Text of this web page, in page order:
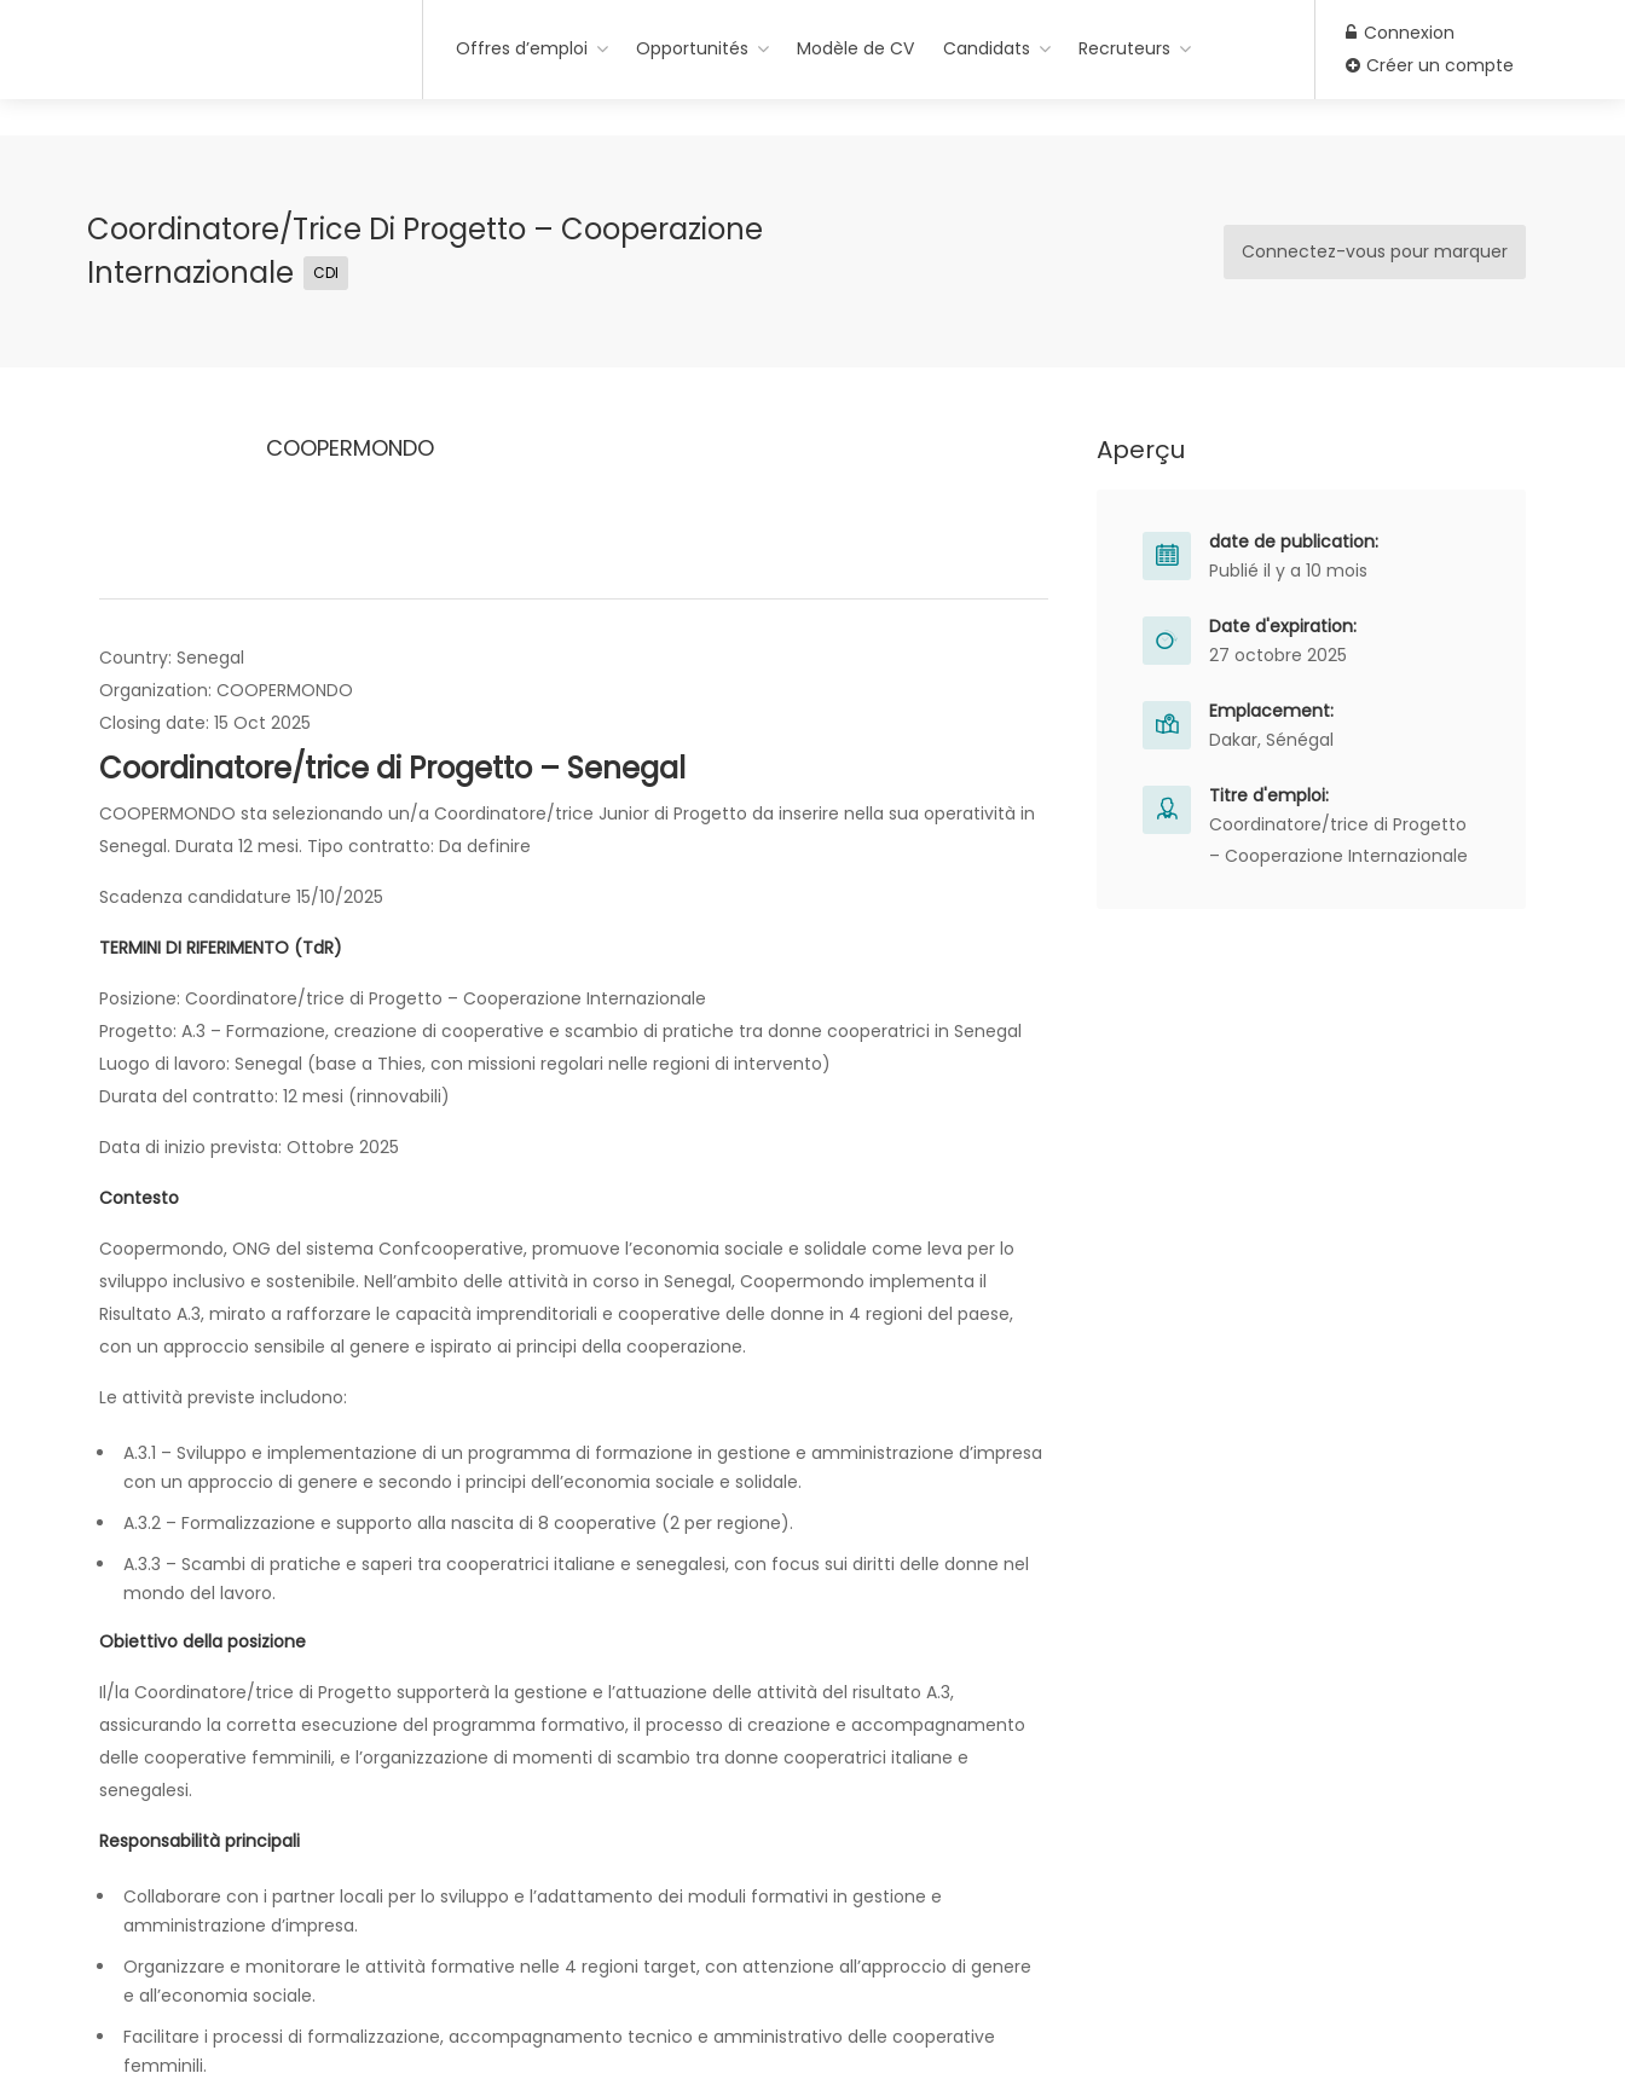
Offres d’emploi Opportunités Modèle de CV Candidats Recruteurs
Connexion
Créer un compte
Coordinatore/trice Di Progetto – Cooperazione
Internazionale
CDI
Connectez-vous pour marquer
COOPERMONDO
Country: Senegal
Organization: COOPERMONDO
Closing date: 15 Oct 2025
Coordinatore/trice di Progetto – Senegal
COOPERMONDO sta selezionando un/a Coordinatore/trice Junior di Progetto da inserire nella sua operatività in
Senegal. Durata 12 mesi. Tipo contratto: Da definire
Scadenza candidature 15/10/2025
TERMINI DI RIFERIMENTO (TdR)
Posizione: Coordinatore/trice di Progetto – Cooperazione Internazionale
Progetto: A.3 – Formazione, creazione di cooperative e scambio di pratiche tra donne cooperatrici in Senegal
Luogo di lavoro: Senegal (base a Thies, con missioni regolari nelle regioni di intervento)
Durata del contratto: 12 mesi (rinnovabili)
Data di inizio prevista: Ottobre 2025
Contesto
Coopermondo, ONG del sistema Confcooperative, promuove l’economia sociale e solidale come leva per lo
sviluppo inclusivo e sostenibile. Nell’ambito delle attività in corso in Senegal, Coopermondo implementa il
Risultato A.3, mirato a rafforzare le capacità imprenditoriali e cooperative delle donne in 4 regioni del paese,
con un approccio sensibile al genere e ispirato ai principi della cooperazione.
Le attività previste includono:
A.3.1 – Sviluppo e implementazione di un programma di formazione in gestione e amministrazione d’impresa
con un approccio di genere e secondo i principi dell’economia sociale e solidale.
A.3.2 – Formalizzazione e supporto alla nascita di 8 cooperative (2 per regione).
A.3.3 – Scambi di pratiche e saperi tra cooperatrici italiane e senegalesi, con focus sui diritti delle donne nel
mondo del lavoro.
Obiettivo della posizione
Il/la Coordinatore/trice di Progetto supporterà la gestione e l’attuazione delle attività del risultato A.3,
assicurando la corretta esecuzione del programma formativo, il processo di creazione e accompagnamento
delle cooperative femminili, e l’organizzazione di momenti di scambio tra donne cooperatrici italiane e
senegalesi.
Responsabilità principali
Collaborare con i partner locali per lo sviluppo e l’adattamento dei moduli formativi in gestione e
amministrazione d’impresa.
Organizzare e monitorare le attività formative nelle 4 regioni target, con attenzione all’approccio di genere
e all’economia sociale.
Facilitare i processi di formalizzazione, accompagnamento tecnico e amministrativo delle cooperative
femminili.
Aperçu
date de publication:
Publié il y a 10 mois
Date d'expiration:
27 octobre 2025
Emplacement:
Dakar, Sénégal
Titre d'emploi:
Coordinatore/trice di Progetto
– Cooperazione Internazionale